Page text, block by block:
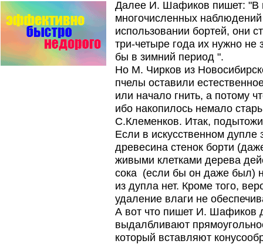
Проблема варроатоза пчел
решена! -
поочередное применение
препаратов ЗАО
АГРОБИОПРОМ :Апидез,
Варроадез, Амипол-Т,…
Далее И. Шафиков пишет: "В
многочисленных
использовании бортей, они
три-четыре года их нужно не
бы в зимний период ".
Но М. Чирков из
пчелы оставили
или начало гнить, а потому
ибо накопилось немало
С.Клеменков. Итак,
Если в искусственном
древесина стенок борти
живыми клетками дерева
сока (если бы он даже был)
из дупла нет. Кроме того,
удаление влаги не
А вот что пишет И. Шафиков
выдалбливают
который вставляют